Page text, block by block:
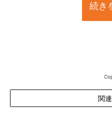
続き
関